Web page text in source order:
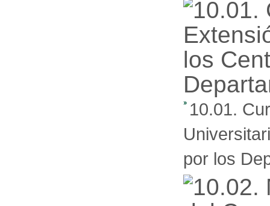
10.01.
por los